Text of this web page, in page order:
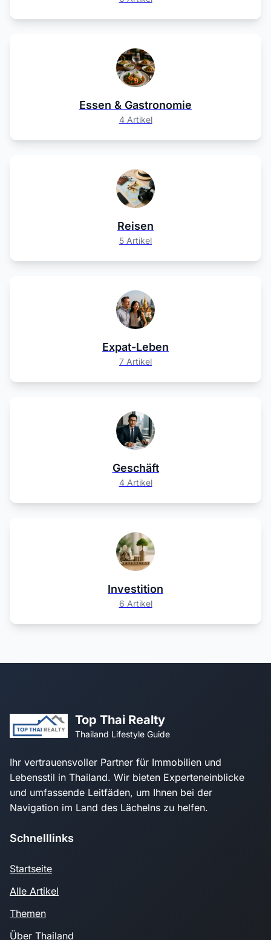
Essen & Gastronomie
4 Artikel
Reisen
5 Artikel
Expat-Leben
7 Artikel
Geschäft
4 Artikel
Investition
6 Artikel
Top Thai Realty
Thailand Lifestyle Guide
Ihr vertrauensvoller Partner für Immobilien und
Lebensstil in Thailand. Wir bieten Experteneinblicke
und umfassende Leitfäden, um Ihnen bei der
Navigation im Land des Lächelns zu helfen.
Schnelllinks
Startseite
Alle Artikel
Themen
Über Thailand